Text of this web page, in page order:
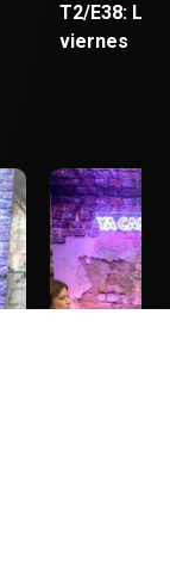
T2/E38: Lo
viernes